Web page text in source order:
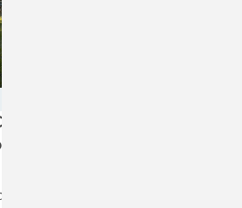
Emissionen bei der
von Unterkonstruktionen hat
Dekarbonisierung der Produktion und